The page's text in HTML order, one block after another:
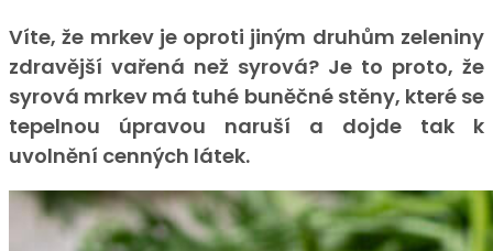
Víte, že mrkev je oproti jiným druhům zeleniny
zdravější vařená než syrová? Je to proto, že
syrová mrkev má tuhé buněčné stěny, které se
tepelnou úpravou naruší a dojde tak k
uvolnění cenných látek.